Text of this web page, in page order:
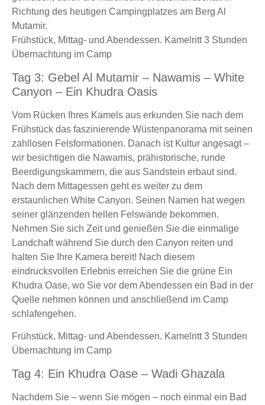
Richtung des heutigen Campingplatzes am Berg Al
Mutamir.
Frühstück, Mittag- und Abendessen. Kamelritt 3 Stunden
Übernachtung im Camp
Tag 3: Gebel Al Mutamir – Nawamis – White
Canyon – Ein Khudra Oasis
Vom Rücken Ihres Kamels aus erkunden Sie nach dem
Frühstück das faszinierende Wüstenpanorama mit seinen
zahllosen Felsformationen. Danach ist Kultur angesagt –
wir besichtigen die Nawamis, prähistorische, runde
Beerdigungskammern, die aus Sandstein erbaut sind.
Nach dem Mittagessen geht es weiter zu dem
erstaunlichen White Canyon. Seinen Namen hat wegen
seiner glänzenden hellen Felswände bekommen.
Nehmen Sie sich Zeit und genießen Sie die einmalige
Landchaft während Sie durch den Canyon reiten und
halten Sie Ihre Kamera bereit! Nach diesem
eindrucksvollen Erlebnis erreichen Sie die grüne Ein
Khudra Oase, wo Sie vor dem Abendessen ein Bad in der
Quelle nehmen können und anschließend im Camp
schlafengehen.
Frühstück, Mittag- und Abendessen. Kamelritt 3 Stunden
Übernachtung im Camp
Tag 4: Ein Khudra Oase – Wadi Ghazala
Nachdem Sie – wenn Sie mögen – noch einmal ein Bad